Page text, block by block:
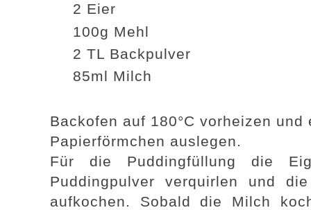
2 Eier
100g Mehl
2 TL Backpulver
85ml Milch
Backofen auf 180°C vorheizen
Papierförmchen auslegen.
Für die Puddingfüllung die
Puddingpulver verquirlen und
aufkochen. Sobald die Milch